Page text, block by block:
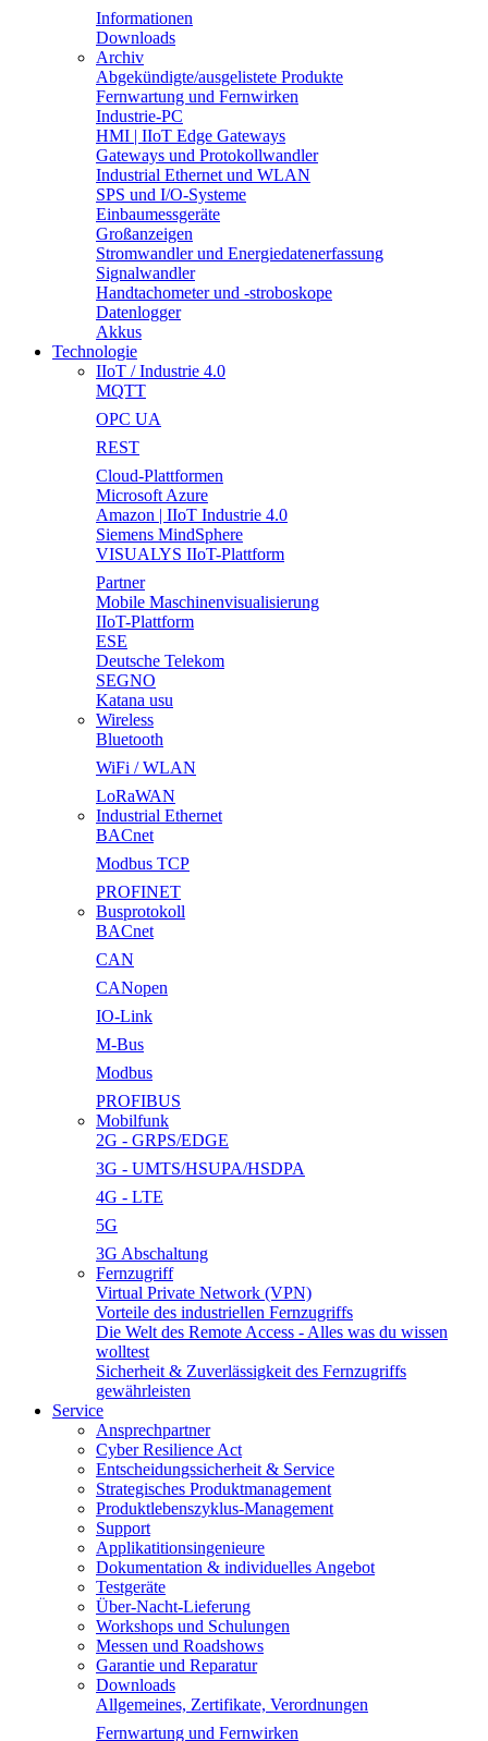
Informationen
Downloads
Archiv
Abgekündigte/ausgelistete Produkte
Fernwartung und Fernwirken
Industrie-PC
HMI | IIoT Edge Gateways
Gateways und Protokollwandler
Industrial Ethernet und WLAN
SPS und I/O-Systeme
Einbaumessgeräte
Großanzeigen
Stromwandler und Energiedatenerfassung
Signalwandler
Handtachometer und -stroboskope
Datenlogger
Akkus
Technologie
IIoT / Industrie 4.0
MQTT
OPC UA
REST
Cloud-Plattformen
Microsoft Azure
Amazon | IIoT Industrie 4.0
Siemens MindSphere
VISUALYS IIoT-Plattform
Partner
Mobile Maschinenvisualisierung
IIoT-Plattform
ESE
Deutsche Telekom
SEGNO
Katana usu
Wireless
Bluetooth
WiFi / WLAN
LoRaWAN
Industrial Ethernet
BACnet
Modbus TCP
PROFINET
Busprotokoll
BACnet
CAN
CANopen
IO-Link
M-Bus
Modbus
PROFIBUS
Mobilfunk
2G - GRPS/EDGE
3G - UMTS/HSUPA/HSDPA
4G - LTE
5G
3G Abschaltung
Fernzugriff
Virtual Private Network (VPN)
Vorteile des industriellen Fernzugriffs
Die Welt des Remote Access - Alles was du wissen
wolltest
Sicherheit & Zuverlässigkeit des Fernzugriffs
gewährleisten
Service
Ansprechpartner
Cyber Resilience Act
Entscheidungssicherheit & Service
Strategisches Produktmanagement
Produktlebenszyklus-Management
Support
Applikatitionsingenieure
Dokumentation & individuelles Angebot
Testgeräte
Über-Nacht-Lieferung
Workshops und Schulungen
Messen und Roadshows
Garantie und Reparatur
Downloads
Allgemeines, Zertifikate, Verordnungen
Fernwartung und Fernwirken